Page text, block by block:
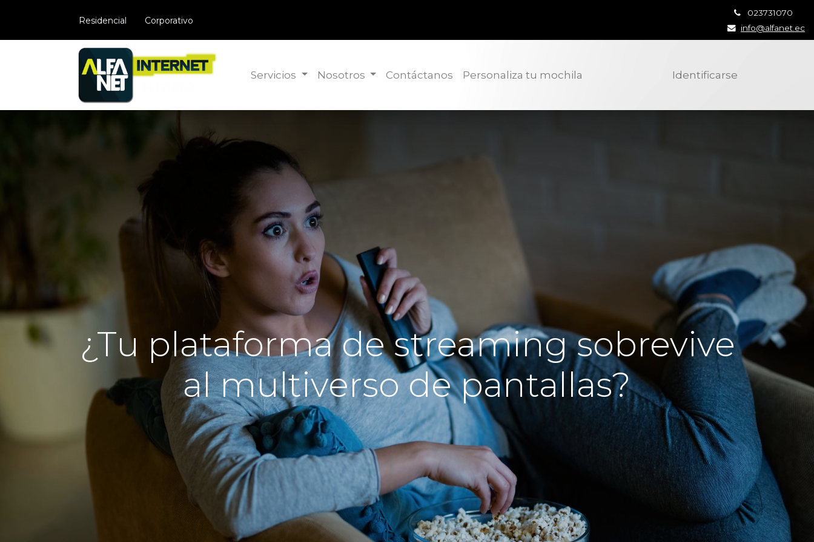
​Residencial Corporativo
023731070
info@alfanet.ec
Servicios Nosotros Contáctanos Personaliza tu mochila Identificarse
¿Tu plataforma de streaming sobrevive
al multiverso de pantallas?